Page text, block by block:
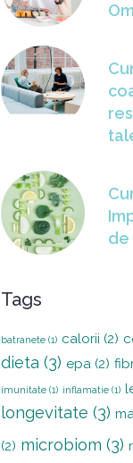
de
Tags
batranete (1) calorii (2)
dieta (3) epa (2)
imunitate (1) inflamatie (1)
longevitate (3)
(2) microbiom (3)